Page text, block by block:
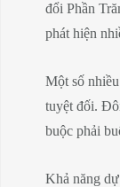
đổi Phần
phát hiện
Một số
tuyệt đối.
buộc phải
Khả năng